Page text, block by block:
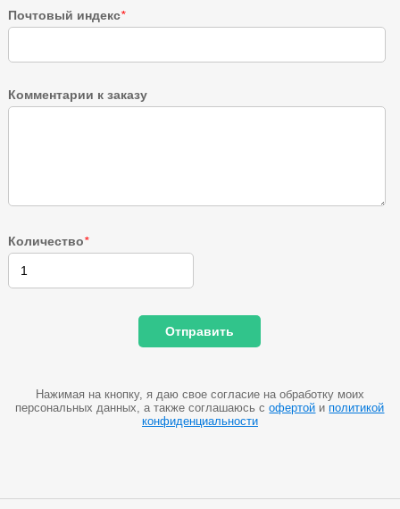
Почтовый индекс*
Комментарии к заказу
Количество*
Нажимая на кнопку, я даю свое согласие на обработку моих
персональных данных, а также соглашаюсь софертой иполитикой
конфиденциальности